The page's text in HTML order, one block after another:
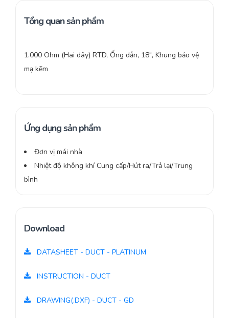
Tổng quan sản phẩm
1.000 Ohm (Hai dây) RTD, Ống dẫn, 18″, Khung bảo vệ
mạ kẽm
Ứng dụng sản phẩm
Đơn vị mái nhà
Nhiệt độ không khí Cung cấp/Hút ra/Trả lại/Trung
bình
Download
DATASHEET - DUCT - PLATINUM
INSTRUCTION - DUCT
DRAWING(.DXF) - DUCT - GD